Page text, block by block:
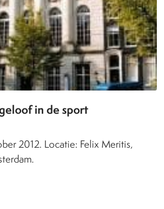
in de sport
2012. Locatie: Felix Meritis,